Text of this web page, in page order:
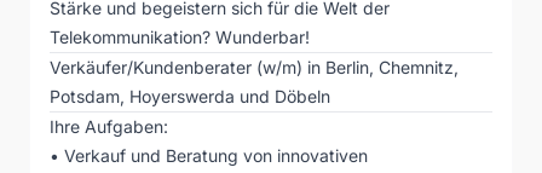
Stärke und begeistern sich für die Welt der
Telekommunikation? Wunderbar!
Verkäufer/Kundenberater (w/m) in Berlin, Chemnitz,
Potsdam, Hoyerswerda und Döbeln
Ihre Aufgaben:
• Verkauf und Beratung von innovativen